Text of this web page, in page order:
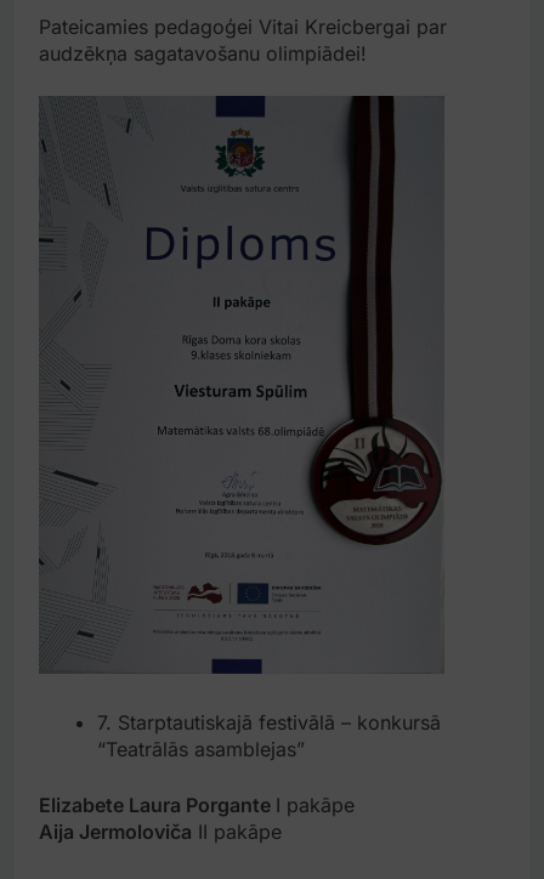
Pateicamies pedagoģei Vitai Kreicbergai par
audzēkņa sagatavošanu olimpiādei!
7. Starptautiskajā festivālā – konkursā
“Teatrālās asamblejas”
Elizabete Laura Porgante I pakāpe
Aija Jermoloviča II pakāpe